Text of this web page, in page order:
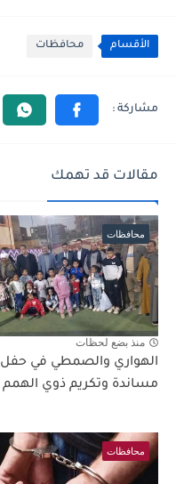
الأقسام محافظات
مقالات قد تهمك
محافظات
منذ بضع لحظات
الهواري والصمطي في حفل
مساندة وتكريم ذوي الهمم
محافظات